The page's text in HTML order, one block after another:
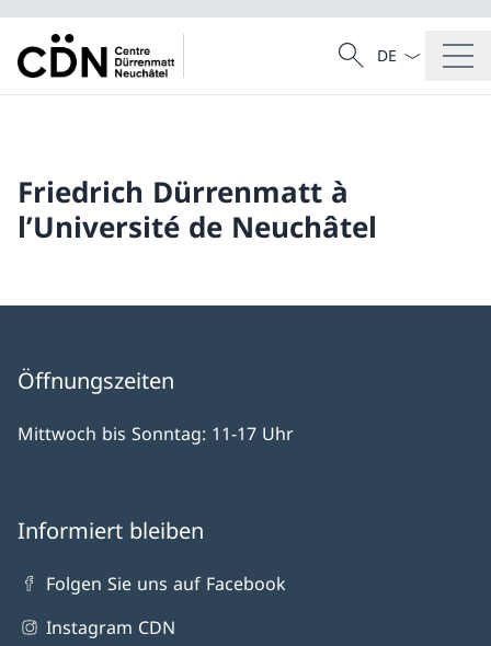
Suche
Suche
Sprach
Friedrich Dürrenmatt à
l’Université de Neuchâtel
Öffnungszeiten
Mittwoch bis Sonntag: 11-17 Uhr
Informiert bleiben
Folgen Sie uns auf Facebook
Instagram CDN